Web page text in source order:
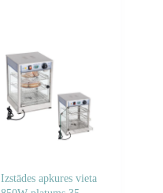
Izstādes apkures vieta